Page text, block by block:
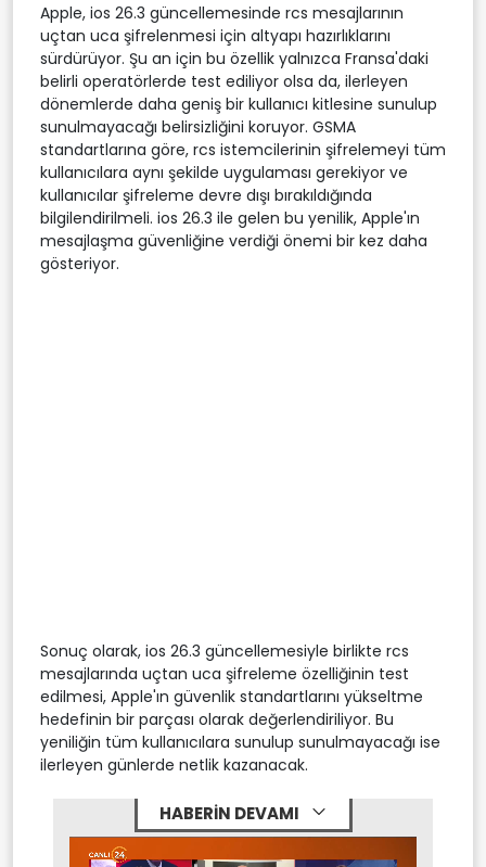
Apple, ios 26.3 güncellemesinde rcs mesajlarının
uçtan uca şifrelenmesi için altyapı hazırlıklarını
sürdürüyor. Şu an için bu özellik yalnızca Fransa'daki
belirli operatörlerde test ediliyor olsa da, ilerleyen
dönemlerde daha geniş bir kullanıcı kitlesine sunulup
sunulmayacağı belirsizliğini koruyor. GSMA
standartlarına göre, rcs istemcilerinin şifrelemeyi tüm
kullanıcılara aynı şekilde uygulaması gerekiyor ve
kullanıcılar şifreleme devre dışı bırakıldığında
bilgilendirilmeli. ios 26.3 ile gelen bu yenilik, Apple'ın
mesajlaşma güvenliğine verdiği önemi bir kez daha
gösteriyor.
Sonuç olarak, ios 26.3 güncellemesiyle birlikte rcs
mesajlarında uçtan uca şifreleme özelliğinin test
edilmesi, Apple'ın güvenlik standartlarını yükseltme
hedefinin bir parçası olarak değerlendiriliyor. Bu
yeniliğin tüm kullanıcılara sunulup sunulmayacağı ise
ilerleyen günlerde netlik kazanacak.
HABERİN DEVAMI